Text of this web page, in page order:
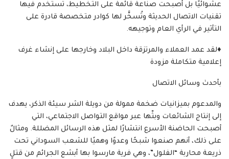
عشوائيًا بل أصبحت صناعة قائمة على التخطيط، تستخدم فيها
تقنيات الاتصال الحديثة وتُسخَّر لها كوادر متخصصة قادرة على
التأثير في الرأي العام وتوجيهه.
♦️لقد عمد العملاء والمرتزقة داخل البلاد وخارجها على إنشاء غرف
إعلامية متكاملة مزودة
بأحدث وسائل الاتصال
والمدعوم بميزانيات ضخمة ممولة من دويلة الشر سيئة الذكر، يهدف
إلى إنتاج الشائعات وبثّها عبر مواقع التواصل الاجتماعي، التي
أصبحت الحاضنة الأسرع انتشارًا لمثل هذه الرسائل المضللة. ومثالٌ
على ذلك، أنهم صنعوا شبحًا وعدوًا وهميًا للشعب السوداني تحت
ذريعة محاربة “الفلول”، وهي فرية مارسوا بها أبشع الجرائم من قتلٍ